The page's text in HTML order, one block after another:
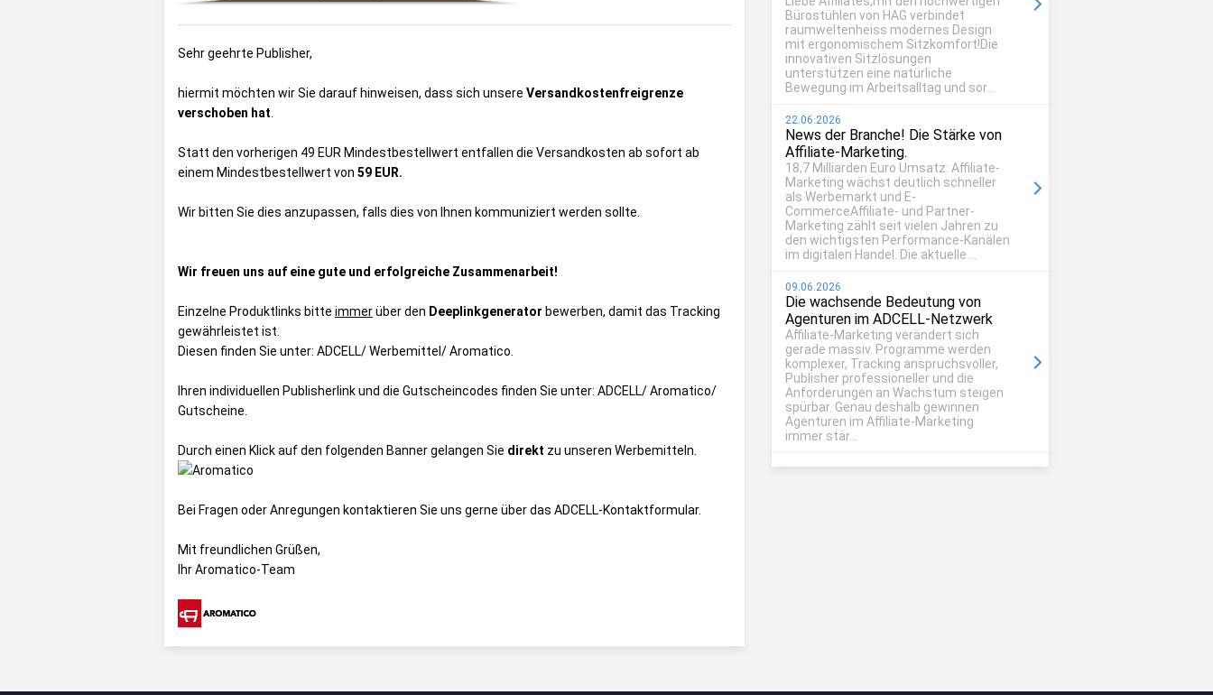
Sehr geehrte Publisher,
hiermit möchten wir Sie darauf hinweisen, dass sich unsere Versandkostenfreigrenze
verschoben hat
Statt den vorherigen 49 EUR Mindestbestellwert entfallen die Versandkosten ab sofort ab
einem Mindestbestellwert von 59 EUR.
Wir bitten Sie dies anzupassen, falls dies von Ihnen kommuniziert werden sollte.
Wir freuen uns auf eine gute und erfolgreiche Zusammenarbeit!
Einzelne Produktlinks bitte immerüber den Deeplinkgenerator bewerben, damit das Tracking
gewährleistet ist.
Diesen finden Sie unter: ADCELL/ Werbemittel/ Aromatico
Ihren individuellen Publisherlink und die Gutscheincodes finden Sie unter: ADCELL/ Aromatico/
Gutscheine
Durch einen Klick auf den folgenden Banner gelangen Sie direkt zu unseren Werbemitteln.
Bei Fragen oder Anregungen kontaktieren Sie uns gerne über das ADCELL-Kontaktformular.
Mit freundlichen Grüßen,
Ihr Aromatico-Team
Bürostühlen von HAG verbindet
raumweltenheiss modernes Design
mit ergonomischem Sitzkomfort!Die
innovativen Sitzlösungen
unterstützen eine natürliche
Bewegung im Arbeitsalltag und sor...
22.06.2026
News der Branche! Die Stärke von
Affiliate-Marketing.
18,7 Milliarden Euro Umsatz: Affiliate-
Marketing wächst deutlich schneller
als Werbemarkt und E-
CommerceAffiliate- und Partner-
Marketing zählt seit vielen Jahren zu
den wichtigsten Performance-Kanälen
im digitalen Handel. Die aktuelle ...
09.06.2026
Die wachsende Bedeutung von
Agenturen im ADCELL-Netzwerk
Affiliate-Marketing verändert sich
gerade massiv. Programme werden
komplexer, Tracking anspruchsvoller,
Publisher professioneller und die
Anforderungen an Wachstum steigen
spürbar. Genau deshalb gewinnen
Agenturen im Affiliate-Marketing
immer stär...